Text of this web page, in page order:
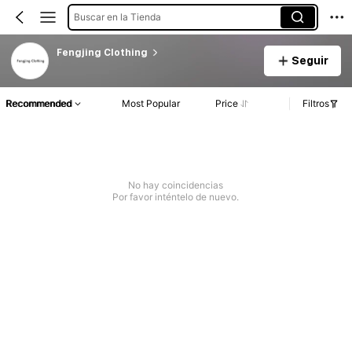
Buscar en la Tienda
Fengjing Clothing
Seguir
Recommended Most Popular Price Filtros
No hay coincidencias
Por favor inténtelo de nuevo.